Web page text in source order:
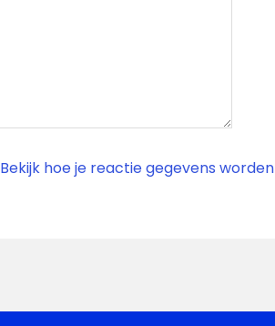
Bekijk hoe je reactie gegevens worden